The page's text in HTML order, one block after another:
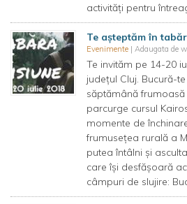
activități pentru
Te așteptăm în
Evenimente | Adaugata de
Te invităm pe 14-20
județul Cluj. Bucură-
săptămână
parcurge cursul
momente de
frumusețea rurală a
putea întâlni și
care își desfășoară
câmpuri de slujire: